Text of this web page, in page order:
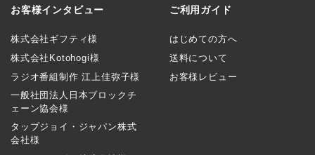
お客様インタビュー
株式会社ギフティ様
株式会社Kotohogi様
ラジオ番組制作 江上佳弥子様
一般社団法人日本ブロックチ
ェーン協会様
タップジョイ・ジャパン株式
会社様
ご利用ガイド
はじめての方へ
送料について
お客様レビュー